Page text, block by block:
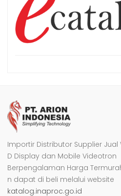
Importir Distributor Supplier Jual
D Display dan Mobile Videotron
Berpengalaman Harga
n dapat di beli melalui website
katalog.inaproc.go.id